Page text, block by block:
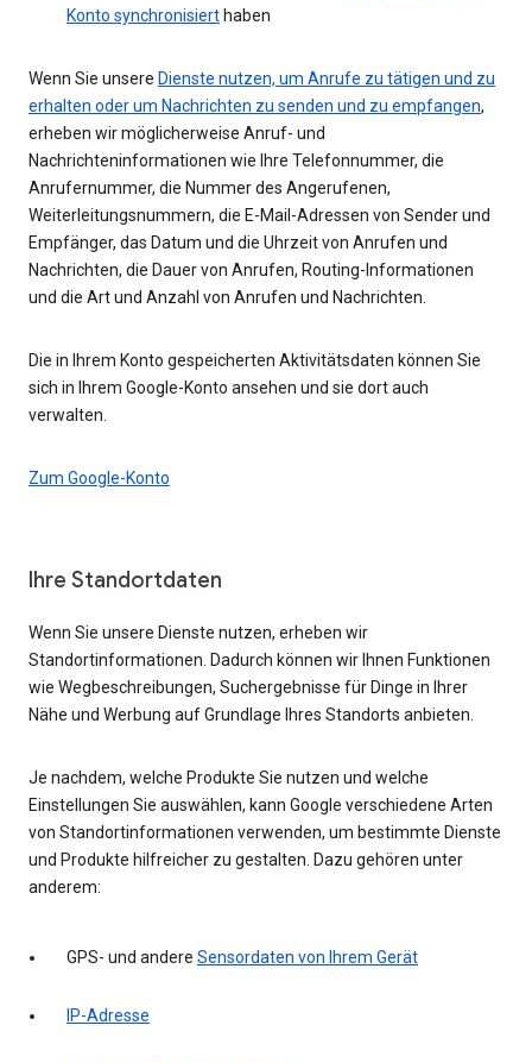
Konto synchronisiert haben
Wenn Sie unsere Dienste nutzen, um Anrufe zu tätigen und zu
erhalten oder um Nachrichten zu senden und zu empfangen,
erheben wir möglicherweise Anruf- und
Nachrichteninformationen wie Ihre Telefonnummer, die
Anrufernummer, die Nummer des Angerufenen,
Weiterleitungsnummern, die E-Mail-Adressen von Sender und
Empfänger, das Datum und die Uhrzeit von Anrufen und
Nachrichten, die Dauer von Anrufen, Routing-Informationen
und die Art und Anzahl von Anrufen und Nachrichten.
Die in Ihrem Konto gespeicherten Aktivitätsdaten können Sie
sich in Ihrem Google-Konto ansehen und sie dort auch
verwalten.
Zum Google-Konto
Ihre Standortdaten
Wenn Sie unsere Dienste nutzen, erheben wir
Standortinformationen. Dadurch können wir Ihnen Funktionen
wie Wegbeschreibungen, Suchergebnisse für Dinge in Ihrer
Nähe und Werbung auf Grundlage Ihres Standorts anbieten.
Je nachdem, welche Produkte Sie nutzen und welche
Einstellungen Sie auswählen, kann Google verschiedene Arten
von Standortinformationen verwenden, um bestimmte Dienste
und Produkte hilfreicher zu gestalten. Dazu gehören unter
anderem:
GPS- und andere Sensordaten von Ihrem Gerät
IP-Adresse